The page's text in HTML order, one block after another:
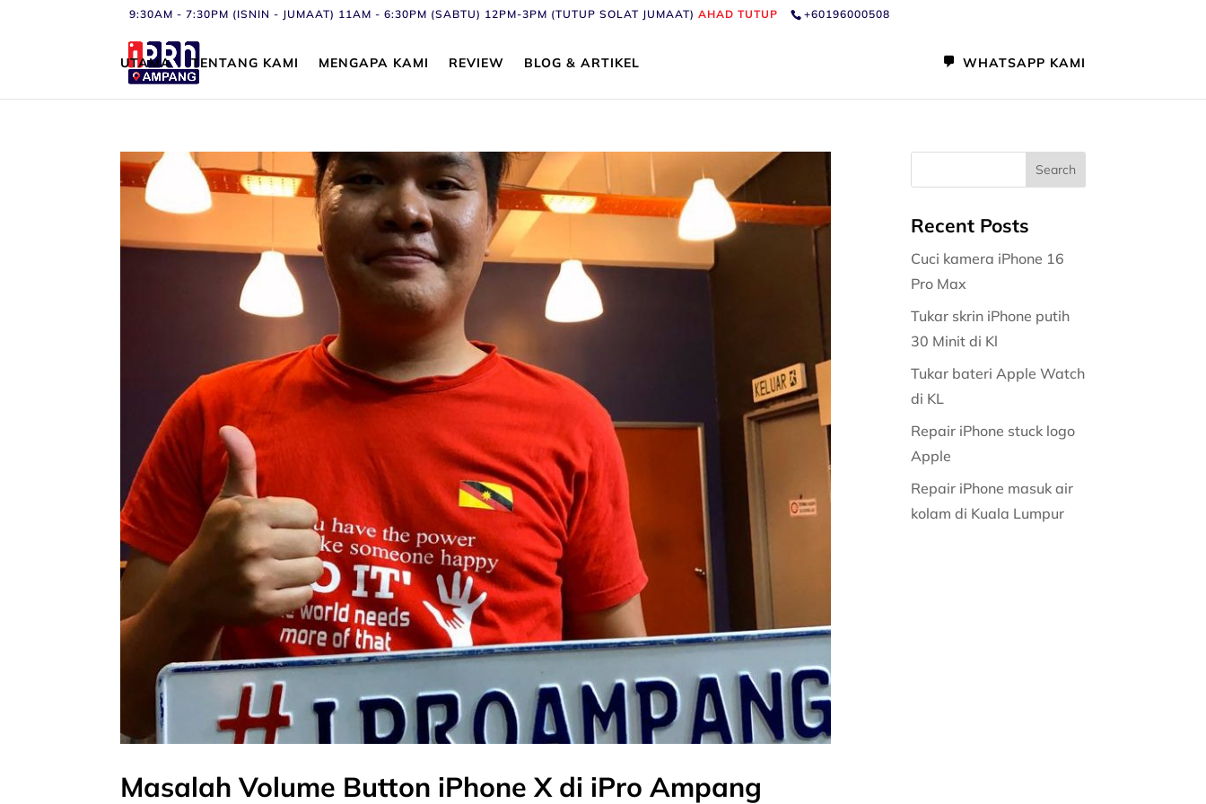
9:30AM - 7:30PM (ISNIN - JUMAAT) 11AM - 6:30PM (SABTU) 12PM-3PM (TUTUP SOLAT JUMAAT)AHAD TUTUP +60196000508
UTAMA TENTANG KAMI MENGAPA KAMI REVIEW BLOG & ARTIKEL WHATSAPP KAMI
Masalah Volume Button iPhone X di iPro Ampang
Recent Posts
Cuci kamera iPhone 16
Pro Max
Tukar skrin iPhone putih
30 Minit di Kl
Tukar bateri Apple Watch
di KL
Repair iPhone stuck logo
Apple
Repair iPhone masuk air
kolam di Kuala Lumpur